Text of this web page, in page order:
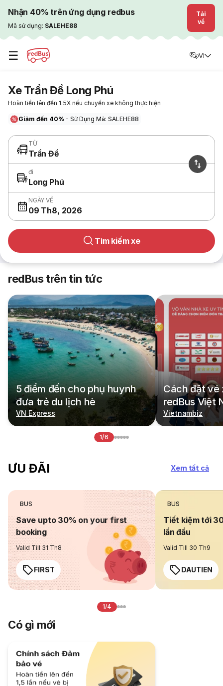
Nhận 40% trên ứng dụng redbus
Mã sử dụng: SALEHE88
Tải
về
☰ VI
Xe Trần Đề Long Phú
Hoàn tiền lên đến 1.5X nếu chuyến xe không thực hiện
Giảm đến 40% - Sử Dụng Mã: SALEHE88
TỪ
Trần Đề
đi
Long Phú
NGÀY VỀ
09 Th8, 2026
Tìm kiếm xe
redBus trên tin tức
5 điểm đến cho phụ huynh
đưa trẻ du lịch hè
VN Express
Cách đặt vé
redBus Việt
Vietnambiz
1/6
ƯU ĐÃI Xem tất cả
BUS
Save upto 30% on your first
booking
Valid Till 31 Th8
FIRST
BUS
Tiết kiệm tới
lần đầu
Valid Till 30 Th9
DAUTIEN
1/4
Có gì mới